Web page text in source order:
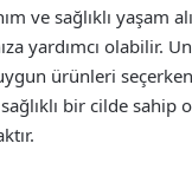
ve sağlıklı yaşam
yardımcı olabilir.
ürünleri
sağlıklı bir cilde